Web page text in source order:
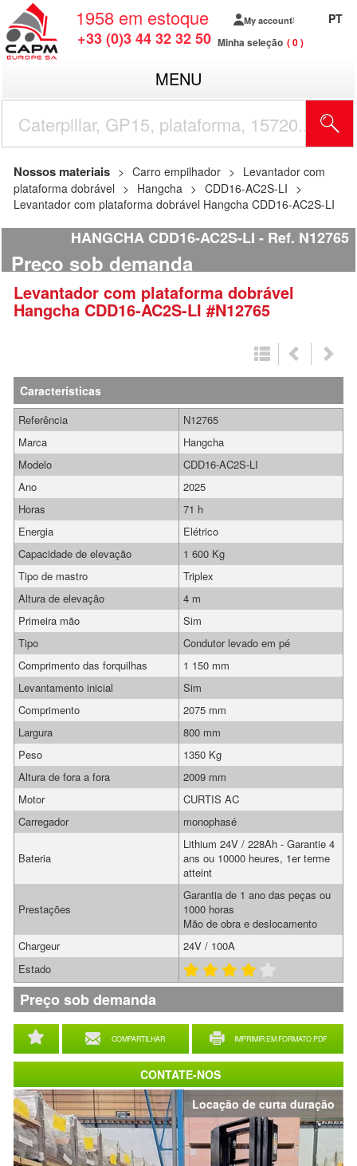
1958 em estoque
+33 (0)3 44 32 32 50
My account
Minha seleção 0
PT
MENU
Nossos materiais Carro empilhador
Levantador com
plataforma dobrável
Hangcha
CDD16-AC2S-LI
Levantador com plataforma dobrável Hangcha CDD16-AC2S-LI
HANGCHA CDD16-AC2S-LI Ref. N12765
Preço sob demanda
Levantador com plataforma dobrável
Hangcha CDD16-AC2S-LI #N12765
Locação de curta duração
Características
COMPARTILHAR IMPRIMIR EM FORMATO PDF
Referência
N12765
Marca
Hangcha
Modelo
CDD16-AC2S-LI
Ano
2025
Horas
71 h
Energia
Elétrico
Capacidade de elevação
1 600 Kg
Tipo de mastro
Triplex
Altura de elevação
4 m
Primeira mão
Sim
Tipo
Condutor levado em pé
Comprimento das forquilhas
1 150 mm
Levantamento inicial
Sim
Comprimento
2075 mm
Largura
800 mm
Peso
1350 Kg
Altura de fora a fora
2009 mm
Motor
CURTIS AC
Carregador
monophasé
Bateria
Lithium 24V / 228Ah - Garantie 4
ans ou 10000 heures, 1er terme
atteint
Prestações
Garantia de 1 ano das peças ou
1000 horas
Mão de obra e deslocamento
Chargeur
24V / 100A
Estado
Preço sob demanda
CONTATE-NOS